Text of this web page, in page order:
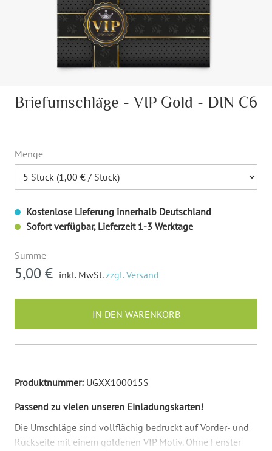
Briefumschläge - VIP Gold - DIN C6
Menge
Kostenlose Lieferung innerhalb Deutschland
Sofort verfügbar, Lieferzeit 1-3 Werktage
Summe
5,00 € inkl. MwSt.zzgl. Versand
IN DEN WARENKORB
Produktnummer: UGXX100015S
Passend zu vielen unseren Einladungskarten!
Die Umschläge sind vollflächig bedruckt auf Vorder- und
Rückseite mit einem goldenen VIP Motiv. Ohne Fenster